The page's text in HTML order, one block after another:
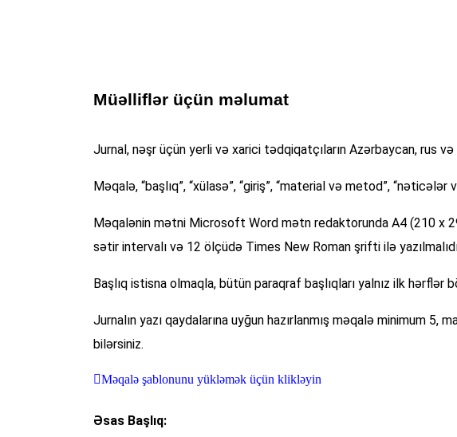
Müəlliflər üçün məlumat
Jurnal, nəşr üçün yerli və xarici tədqiqatçıların Azərbaycan, rus
Məqalə, “başlıq”, “xülasə”, “giriş”, “material və metod”,
Məqalənin mətni Microsoft Word mətn redaktorunda A4 (210 x
sətir intervalı və 12 ölçüdə Times New Roman şrifti ilə
Başlıq istisna olmaqla, bütün paraqraf başlıqları yalnız ilk hərflər
Jurnalın yazı qaydalarına uyğun hazırlanmış məqalə minimum 5,
bilərsiniz.
Məqalə şablonunu yükləmək üçün klikləyin
Əsas Başlıq: